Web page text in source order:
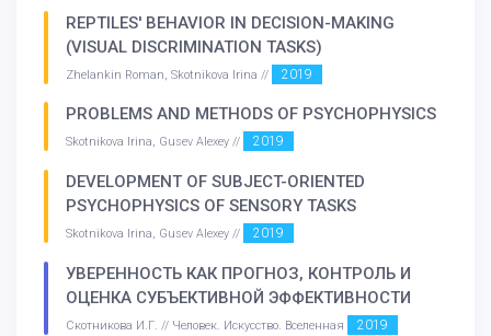
REPTILES' BEHAVIOR IN DECISION-MAKING
(VISUAL DISCRIMINATION TASKS)
Zhelankin Roman, Skotnikova Irina // 2019
PROBLEMS AND METHODS OF PSYCHOPHYSICS
Skotnikova Irina, Gusev Alexey // 2019
DEVELOPMENT OF SUBJECT-ORIENTED
PSYCHOPHYSICS OF SENSORY TASKS
Skotnikova Irina, Gusev Alexey // 2019
УВЕРЕННОСТЬ КАК ПРОГНОЗ, КОНТРОЛЬ И
ОЦЕНКА СУБЪЕКТИВНОЙ ЭФФЕКТИВНОСТИ
Скотникова И.Г. // Человек. Искусство. Вселенная 2019